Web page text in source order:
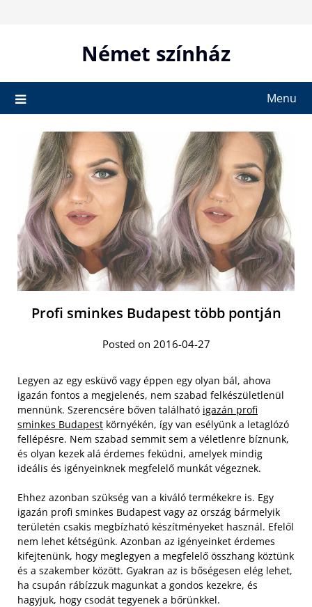
Német színház
Menu
Profi sminkes Budapest több pontján
Posted on 2016-04-27
Legyen az egy esküvő vagy éppen egy olyan bál, ahova
igazán fontos a megjelenés, nem szabad felkészületlenül
mennünk. Szerencsére bőven található igazán profi
sminkes Budapest környékén, így van esélyünk a letaglózó
fellépésre. Nem szabad semmit sem a véletlenre bíznunk,
és olyan kezek alá érdemes feküdni, amelyek mindig
ideális és igényeinknek megfelelő munkát végeznek.
Ehhez azonban szükség van a kiváló termékekre is. Egy
igazán profi sminkes Budapest vagy az ország bármelyik
területén csakis megbízható készítményeket használ. Efelől
nem lehet kétségünk. Azonban az igényeinket érdemes
kifejtenünk, hogy meglegyen a megfelelő összhang köztünk
és a szakember között. Gyakran az is bőségesen elég lehet,
ha csupán rábízzuk magunkat a gondos kezekre, és
hagyjuk, hogy csodát tegyenek a bőrünkkel.